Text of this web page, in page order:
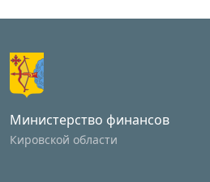
Министерство финансов
Кировской области